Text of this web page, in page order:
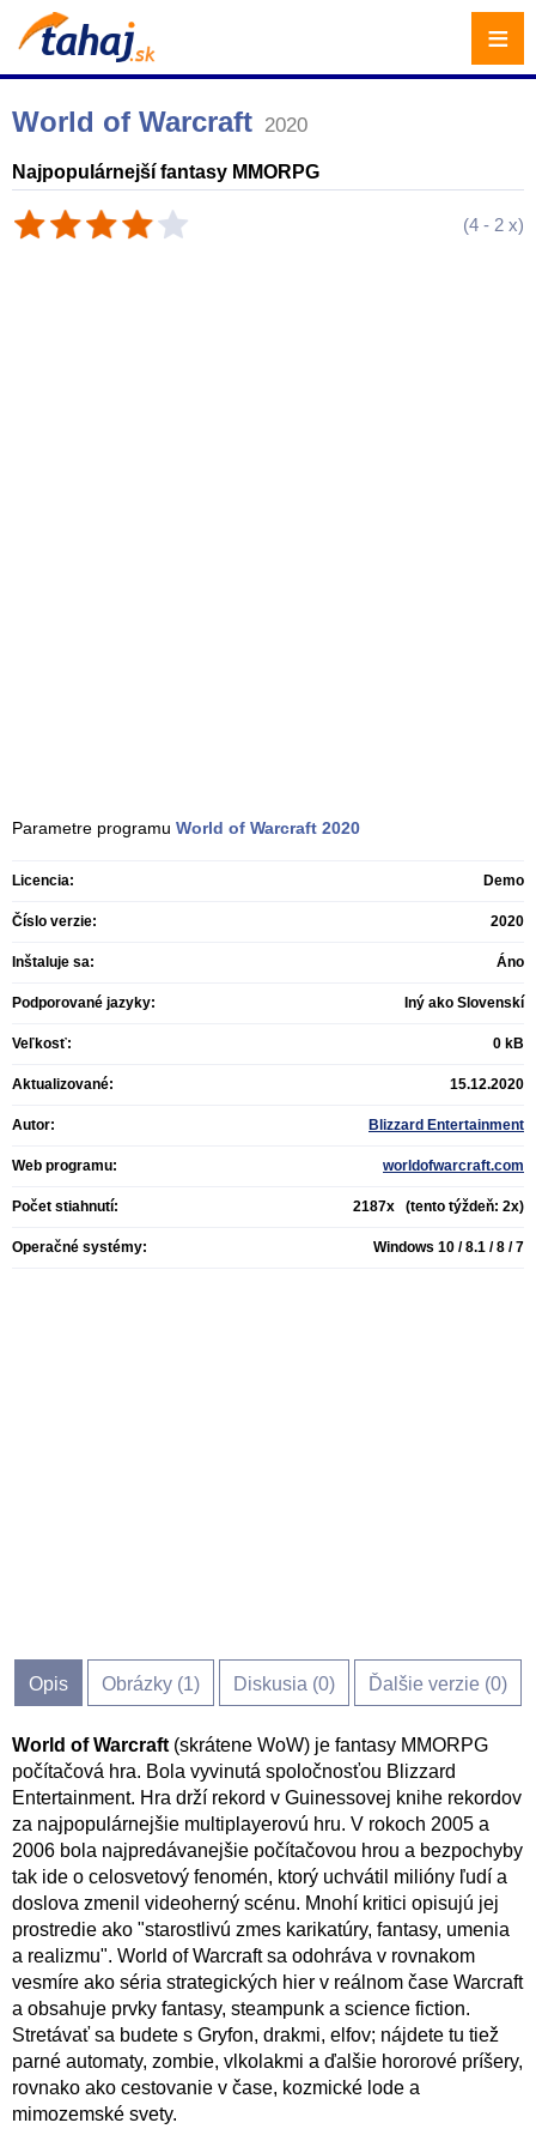
World of Warcraft 2020
Najpopulárnejší fantasy MMORPG
(4 - 2 x)
Parametre programu World of Warcraft 2020
Licencia: Demo
Číslo verzie: 2020
Inštaluje sa: Áno
Podporované jazyky: Iný ako Slovenskí
Veľkosť: 0 kB
Aktualizované: 15.12.2020
Autor: Blizzard Entertainment
Web programu: worldofwarcraft.com
Počet stiahnutí: 2187x (tento týždeň: 2x)
Operačné systémy: Windows 10 / 8.1 / 8 / 7
Opis Obrázky (1) Diskusia (0) Ďalšie verzie (0)
World of Warcraft (skrátene WoW) je fantasy MMORPG
počítačová hra. Bola vyvinutá spoločnosťou Blizzard
Entertainment. Hra drží rekord v Guinessovej knihe rekordov
za najpopulárnejšie multiplayerovú hru. V rokoch 2005 a
2006 bola najpredávanejšie počítačovou hrou a bezpochyby
tak ide o celosvetový fenomén, ktorý uchvátil milióny ľudí a
doslova zmenil videoherný scénu. Mnohí kritici opisujú jej
prostredie ako "starostlivú zmes karikatúry, fantasy, umenia
a realizmu". World of Warcraft sa odohráva v rovnakom
vesmíre ako séria strategických hier v reálnom čase Warcraft
a obsahuje prvky fantasy, steampunk a science fiction.
Stretávať sa budete s Gryfon, drakmi, elfov; nájdete tu tiež
parné automaty, zombie, vlkolakmi a ďalšie hororové príšery,
rovnako ako cestovanie v čase, kozmické lode a
mimozemské svety.
≡